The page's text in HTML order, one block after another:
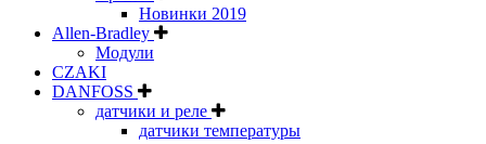
Новинки 2019
Allen-Bradley
Модули
CZAKI
DANFOSS
датчики и реле
датчики температуры